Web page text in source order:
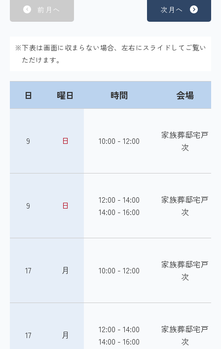
前月へ 次月へ
※下表は画面に収まらない場合、左右にスライドしてご覧い
ただけます。
日 曜日 時間 会場
9 日 10:00 - 12:00
家族葬邸宅戸
次
9 日
12:00 - 14:00
14:00 - 16:00
家族葬邸宅戸
次
17 月 10:00 - 12:00
家族葬邸宅戸
次
17 月
12:00 - 14:00
14:00 - 16:00
家族葬邸宅戸
次